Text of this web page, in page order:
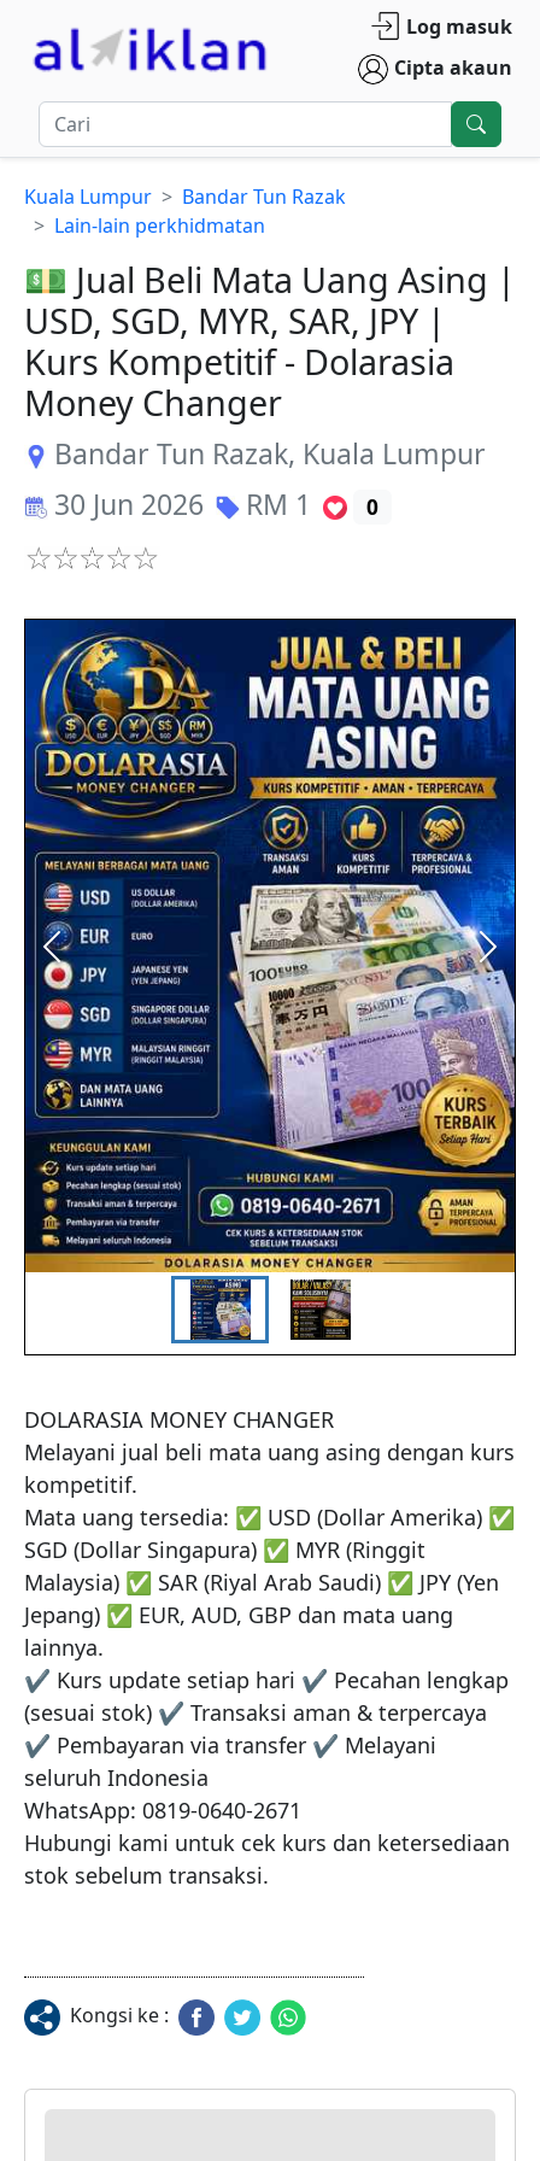
Log masuk
Cipta akaun
Kuala Lumpur
Bandar Tun Razak
Lain-lain perkhidmatan
💵 Jual Beli Mata Uang Asing |
USD, SGD, MYR, SAR, JPY |
Kurs Kompetitif - Dolarasia
Money Changer
Bandar Tun Razak, Kuala Lumpur
30 Jun 2026
RM 1 0
DOLARASIA MONEY CHANGER
Melayani jual beli mata uang asing dengan kurs
kompetitif.
Mata uang tersedia: ✅ USD (Dollar Amerika) ✅
SGD (Dollar Singapura) ✅ MYR (Ringgit
Malaysia) ✅ SAR (Riyal Arab Saudi) ✅ JPY (Yen
Jepang) ✅ EUR, AUD, GBP dan mata uang
lainnya.
✔ Kurs update setiap hari ✔ Pecahan lengkap
(sesuai stok) ✔ Transaksi aman & terpercaya
✔ Pembayaran via transfer ✔ Melayani
seluruh Indonesia
WhatsApp: 0819-0640-2671
Hubungi kami untuk cek kurs dan ketersediaan
stok sebelum transaksi.
Kongsi ke :